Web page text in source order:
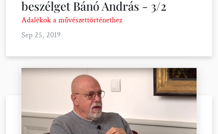
beszélget Bánó András - 3/2
Adalékok a művészettörténethez
Sep 25, 2019